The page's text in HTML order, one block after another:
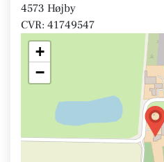
4573 Højby
CVR: 41749547
+
−